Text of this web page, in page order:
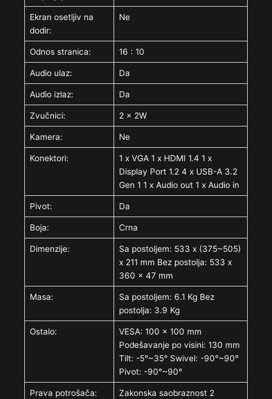
Ekran osetljiv na
dodir:
Ne
Odnos stranica: 16 : 10
Audio ulaz: Da
Audio izlaz: Da
Zvučnici: 2 x 2W
Kamera: Ne
Konektori:
1 x VGA 1 x HDMI 1.4 1 x
Display Port 1.2 4 x USB-A 3.2
Gen 1 1 x Audio out 1 x Audio in
Pivot: Da
Boja: Crna
Dimenzije:
Sa postoljem: 533 x (375~505)
x 211 mm Bez postolja: 533 x
360 x 47 mm
Masa:
Sa postoljem: 6.1 Kg Bez
postolja: 3.9 Kg
Ostalo:
VESA: 100 x 100 mm
Podešavanje po visini: 130 mm
Tilt: -5°~35° Swivel: -90°~90°
Pivot: -90°~90°
Prava potrošača:
Zakonska saobraznost 2